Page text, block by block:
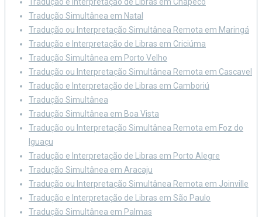
Tradução Simultânea em Natal
Tradução ou Interpretação Simultânea Remota em Maringá
Tradução e Interpretação de Libras em Criciúma
Tradução Simultânea em Porto Velho
Tradução ou Interpretação Simultânea Remota em Cascavel
Tradução e Interpretação de Libras em Camboriú
Tradução Simultânea
Tradução Simultânea em Boa Vista
Tradução ou Interpretação Simultânea Remota em Foz do
Iguaçu
Tradução e Interpretação de Libras em Porto Alegre
Tradução Simultânea em Aracaju
Tradução ou Interpretação Simultânea Remota em Joinville
Tradução e Interpretação de Libras em São Paulo
Tradução Simultânea em Palmas